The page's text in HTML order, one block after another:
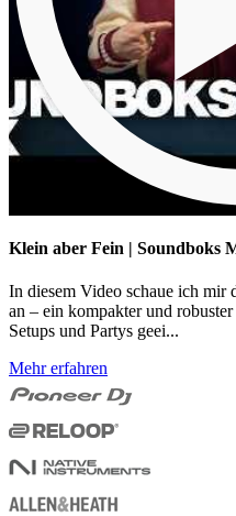
Klein aber Fein | Soundboks
In diesem Video schaue ich
an – ein kompakter und
Setups und Partys geei...
Mehr erfahren